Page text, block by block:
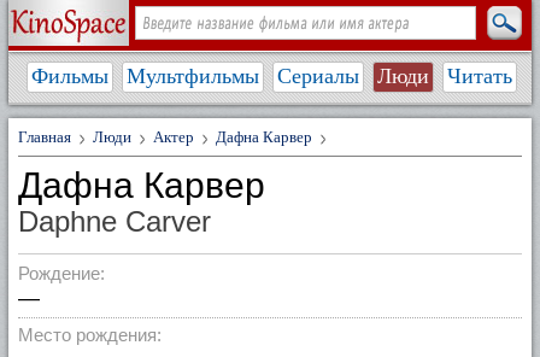
Фильмы Мультфильмы Сериалы Люди Читать
Главная Люди Актер Дафна Карвер
Дафна Карвер
Daphne Carver
Рождение:
—
Место рождения: